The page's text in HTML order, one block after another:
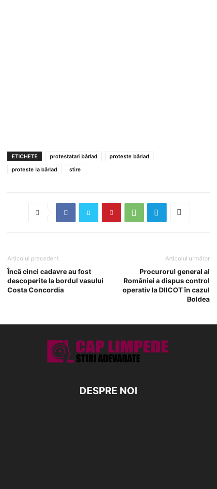
ETICHETE protestatari bârlad
proteste bârlad
proteste la bârlad
stire
Articolul precedent
Încă cinci cadavre au fost
descoperite la bordul vasului
Costa Concordia
Articolul următor
Procurorul general al
României a dispus control
operativ la DIICOT în cazul
Boldea
DESPRE NOI